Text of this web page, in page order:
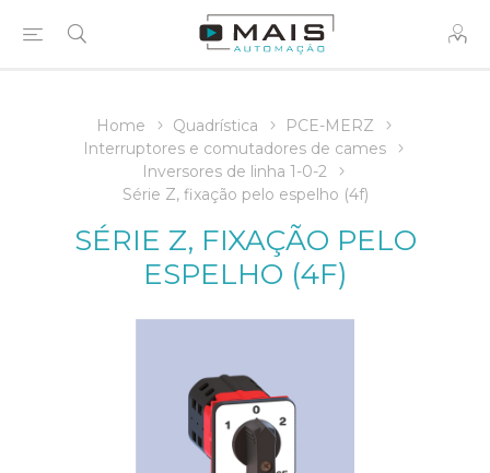
Home Quadrística
PCE-MERZ
Interruptores e comutadores de cames
Inversores de linha 1-0-2
Série Z, fixação pelo espelho (4f)
SÉRIE Z, FIXAÇÃO PELO
ESPELHO (4F)